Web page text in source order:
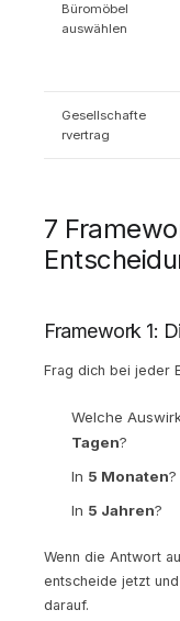
Büromöbel
auswählen
Gesellschafte
rvertrag
7
Framework 1:
Frag dich bei jeder
Welche
Tagen?
In 5 Monaten?
In 5 Jahren?
Wenn die Antwort
entscheide jetzt
darauf.